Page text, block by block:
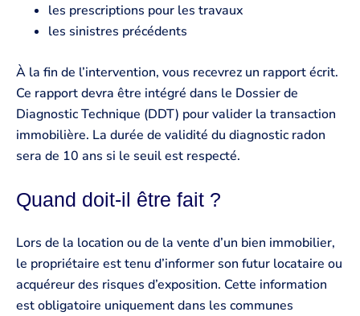
les prescriptions pour les travaux
les sinistres précédents
À la fin de l’intervention, vous recevrez un rapport écrit.
Ce rapport devra être intégré dans le Dossier de
Diagnostic Technique (DDT) pour valider la transaction
immobilière. La durée de validité du diagnostic radon
sera de 10 ans si le seuil est respecté.
Quand doit-il être fait ?
Lors de la location ou de la vente d’un bien immobilier,
le propriétaire est tenu d’informer son futur locataire ou
acquéreur des risques d’exposition. Cette information
est obligatoire uniquement dans les communes